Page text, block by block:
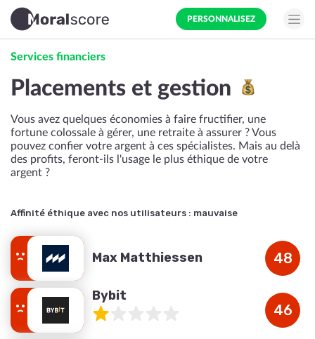
PERSONNALISEZ
Services financiers
Placements et gestion
Vous avez quelques économies à faire fructifier, une
fortune colossale à gérer, une retraite à assurer ? Vous
pouvez confier votre argent à ces spécialistes. Mais au delà
des profits, feront-ils l'usage le plus éthique de votre
argent ?
Affinité éthique avec nos utilisateurs : mauvaise
Max Matthiessen 48
Bybit
46